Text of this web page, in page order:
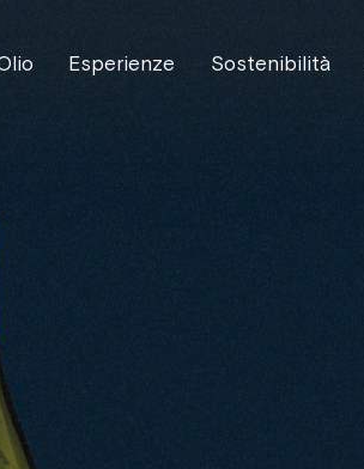
Esperienze Sostenibilità